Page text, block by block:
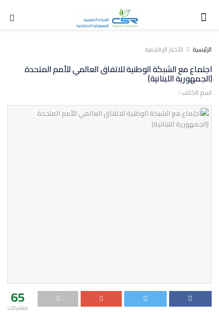
الرئيسية الأخبار الإقليمية
اجتماع مع الشبكة الوطنية للاتفاق العالمي للأمم المتحدة
(الجمهورية اللبنانية)
اسم الكاتب :
65
مشاركات